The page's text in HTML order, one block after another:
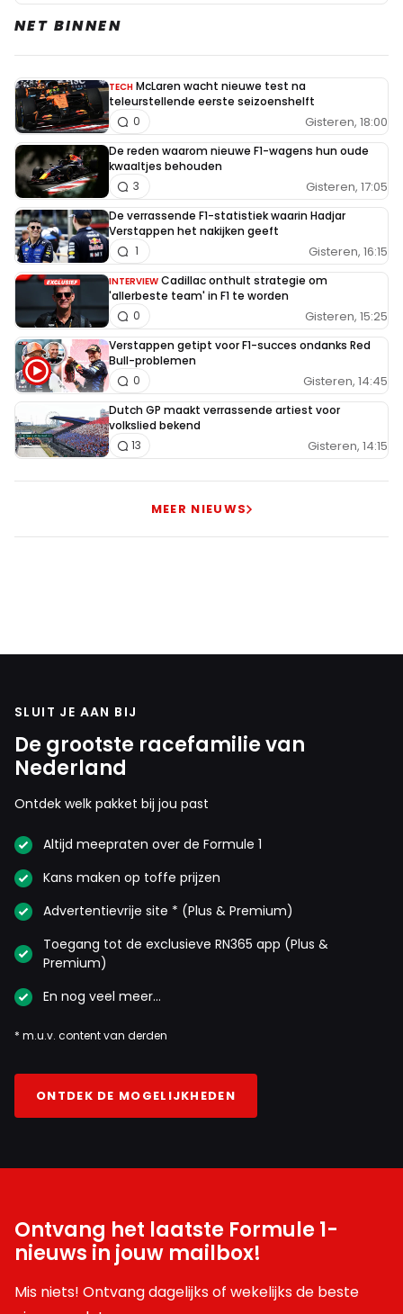
NET BINNEN
TECH McLaren wacht nieuwe test na
teleurstellende eerste seizoenshelft
Gisteren, 18:00
0
De reden waarom nieuwe F1-wagens hun oude
kwaaltjes behouden
Gisteren, 17:05
3
De verrassende F1-statistiek waarin Hadjar
Verstappen het nakijken geeft
Gisteren, 16:15
1
INTERVIEW Cadillac onthult strategie om
'allerbeste team' in F1 te worden
Gisteren, 15:25
0
Verstappen getipt voor F1-succes ondanks Red
Bull-problemen
Gisteren, 14:45
0
Dutch GP maakt verrassende artiest voor
volkslied bekend
Gisteren, 14:15
13
MEER NIEUWS
SLUIT JE AAN BIJ
De grootste racefamilie van
Nederland
Ontdek welk pakket bij jou past
Altijd meepraten over de Formule 1
Kans maken op toffe prijzen
Advertentievrije site * (Plus & Premium)
Toegang tot de exclusieve RN365 app (Plus &
Premium)
En nog veel meer…
* m.u.v. content van derden
ONTDEK DE MOGELIJKHEDEN
Ontvang het laatste Formule 1-
nieuws in jouw mailbox!
Mis niets! Ontvang dagelijks of wekelijks de beste